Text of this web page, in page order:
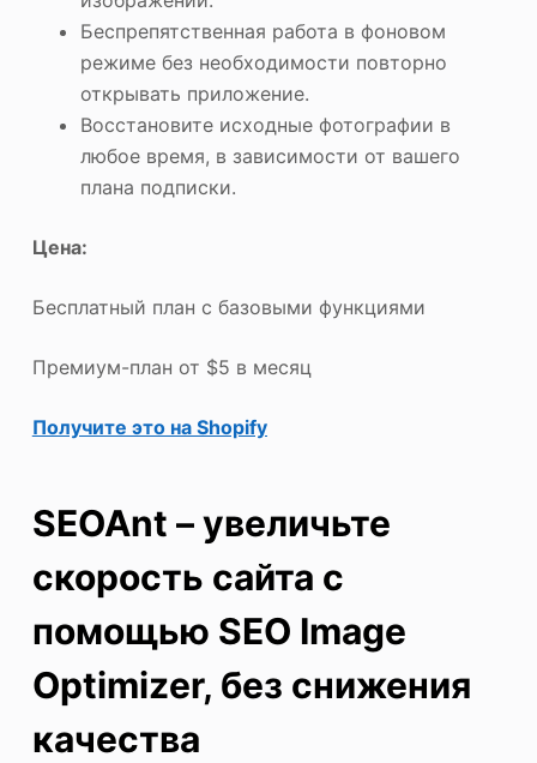
Беспрепятственная работа в фоновом
режиме без необходимости повторно
открывать приложение.
Восстановите исходные фотографии в
любое время, в зависимости от вашего
плана подписки.
Цена:
Бесплатный план с базовыми функциями
Премиум-план от $5 в месяц
Получите это на Shopify
SEOAnt – увеличьте
скорость сайта с
помощью SEO Image
Optimizer, без снижения
качества